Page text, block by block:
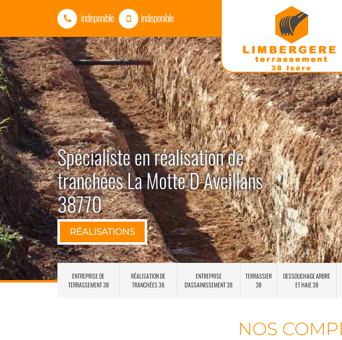
indisponible indisponible
Spécialiste en réalisation de
tranchées La Motte D Aveillans
38770
RÉALISATIONS
ENTREPRISE DE
TERRASSEMENT 38
RÉALISATION DE
TRANCHÉES 38
ENTREPRISE
D'ASSAINISSEMENT 38
TERRASSIER
38
DESSOUCHAGE ARBRE
ET HAIE 38
NOS